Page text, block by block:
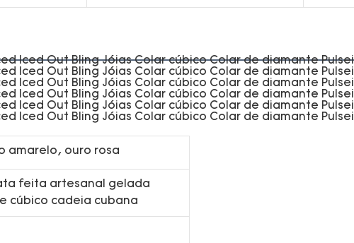
amarelo, ouro rosa
feita artesanal gelada
cúbico cadeia cubana